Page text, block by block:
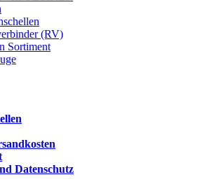
(RV)
Sortiment
Datenschutz